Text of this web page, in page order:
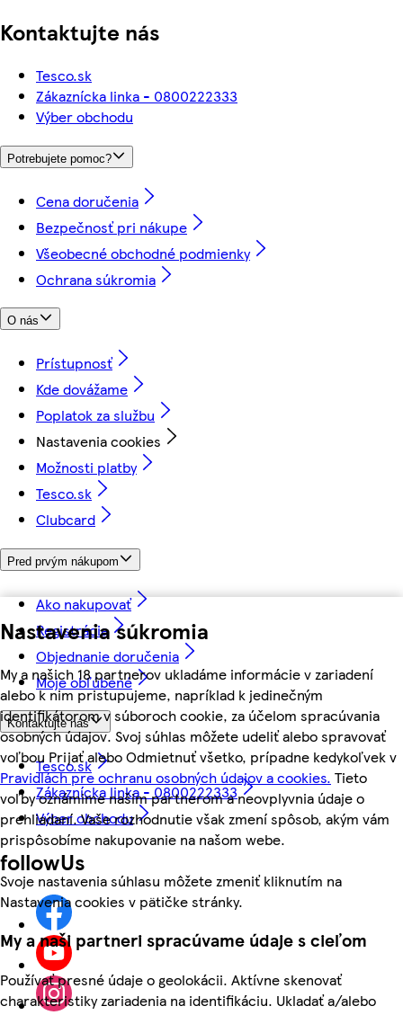
Nastavenia súkromia
My a našich 18 partnerov ukladáme informácie v zariadení
alebo k nim pristupujeme, napríklad k jedinečným
identifikátorom v súboroch cookie, za účelom spracúvania
osobných údajov. Svoj súhlas môžete udeliť alebo spravovať
voľbou Prijať alebo Odmietnuť všetko, prípadne kedykoľvek v
Pravidlách pre ochranu osobných údajov a cookies. Tieto
voľby oznámime našim partnerom a neovplyvnia údaje o
prehliadaní. Vaše rozhodnutie však zmení spôsob, akým vám
prispôsobíme nakupovanie na našom webe.
Svoje nastavenia súhlasu môžete zmeniť kliknutím na
Nastavenia cookies v pätičke stránky.
My a naši partneri spracúvame údaje s cieľom
Používať presné údaje o geolokácii. Aktívne skenovať
charakteristiky zariadenia na identifikáciu. Ukladať a/alebo
Kontaktujte nás
Tesco.sk
Zákaznícka linka - 0800222333
Výber obchodu
Potrebujete pomoc?
Cena doručenia
Bezpečnosť pri nákupe
Všeobecné obchodné podmienky
Ochrana súkromia
O nás
Prístupnosť
Kde dovážame
Poplatok za službu
Nastavenia cookies
Možnosti platby
Tesco.sk
Clubcard
Pred prvým nákupom
Ako nakupovať
Registrácia
Objednanie doručenia
Moje obľúbené
Kontaktujte nás
Tesco.sk
Zákaznícka linka - 0800222333
Výber obchodu
followUs